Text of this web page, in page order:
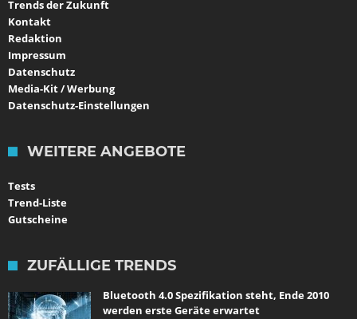
Trends der Zukunft
Kontakt
Redaktion
Impressum
Datenschutz
Media-Kit / Werbung
Datenschutz-Einstellungen
WEITERE ANGEBOTE
Tests
Trend-Liste
Gutscheine
ZUFÄLLIGE TRENDS
Bluetooth 4.0 Spezifikation steht, Ende 2010
werden erste Geräte erwartet